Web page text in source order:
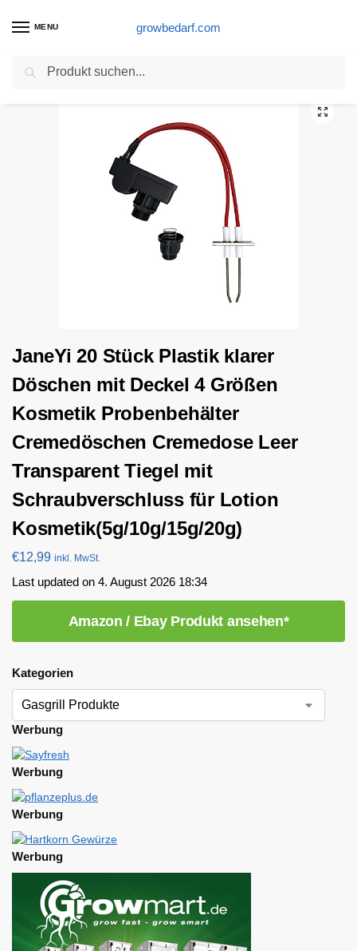
MENU growbedarf.com
Start Gasgrill Produkte / JaneYi 20 Stück Plastik klarer Döschen mit Deckel 4 Größen Kosmetik Probenbehälter Cremedöschen Cremedose Leer Transparent Tiegel mit Schraubverschluss für Lotion Kosmetik(5g/10g/15g/20g)
JaneYi 20 Stück Plastik klarer
Döschen mit Deckel 4 Größen
Kosmetik Probenbehälter
Cremedöschen Cremedose Leer
Transparent Tiegel mit
Schraubverschluss für Lotion
Kosmetik(5g/10g/15g/20g)
€12,99 inkl. MwSt.
Last updated on 4. August 2026 18:34
Amazon / Ebay Produkt ansehen*
Kategorien
Werbung
Werbung
Werbung
Werbung